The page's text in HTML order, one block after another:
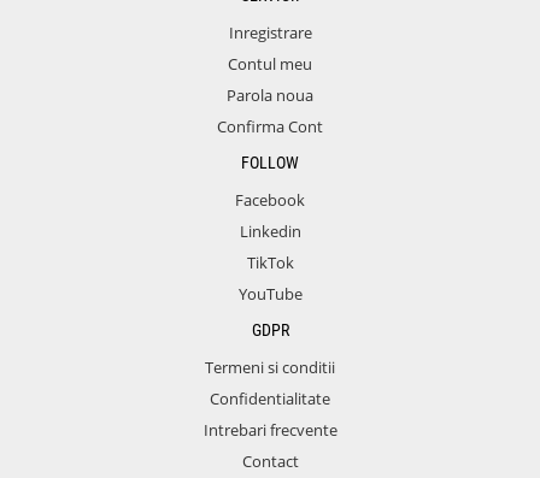
Inregistrare
Contul meu
Parola noua
Confirma Cont
FOLLOW
Facebook
Linkedin
TikTok
YouTube
GDPR
Termeni si conditii
Confidentialitate
Intrebari frecvente
Contact